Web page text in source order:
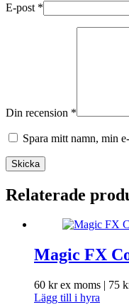
E-post *
Din recension *
Spara mitt namn, min
Skicka
Relaterade
Magic FX
60 krex moms | 75
Lägg till i hyra